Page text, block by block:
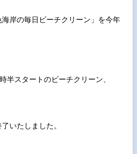
海岸の毎日ビーチクリーン」を今年
スタートのビーチクリーン、
いたしました。